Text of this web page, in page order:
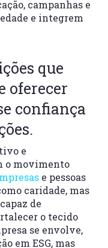
campanhas e
e integrem
que
oferecer
confiança
e
o movimento
e pessoas
caridade, mas
de
o tecido
se envolve,
em ESG, mas